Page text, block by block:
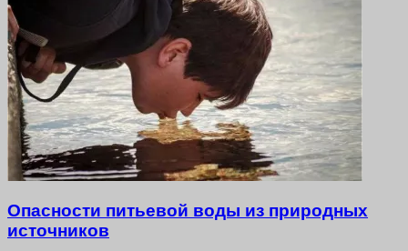
Опасности питьевой воды из природных
источников